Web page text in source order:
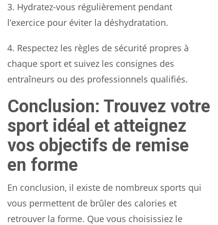
3. Hydratez-vous régulièrement pendant
l’exercice pour éviter la déshydratation.
4. Respectez les règles de sécurité propres à
chaque sport et suivez les consignes des
entraîneurs ou des professionnels qualifiés.
Conclusion: Trouvez votre
sport idéal et atteignez
vos objectifs de remise
en forme
En conclusion, il existe de nombreux sports qui
vous permettent de brûler des calories et
retrouver la forme. Que vous choisissiez le